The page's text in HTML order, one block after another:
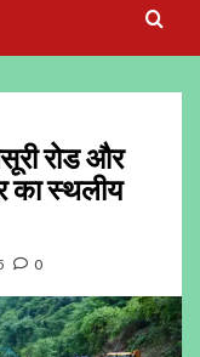
रोड और
का स्थलीय
0